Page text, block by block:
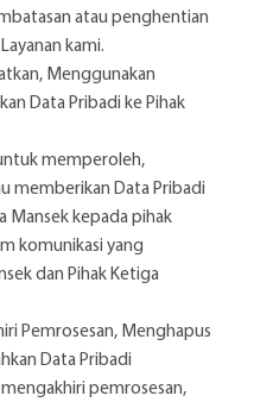
atau penghentian
kami.
Menggunakan
Data Pribadi ke Pihak
memperoleh,
memberikan Data Pribadi
Mansek kepada pihak
komunikasi yang
dan Pihak Ketiga
Pemrosesan, Menghapus
Data Pribadi
pemrosesan,